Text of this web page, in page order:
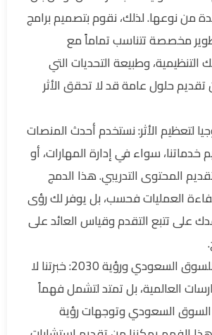
نوعها. لذلك، نقوم بتصميم برامج
مخصصة تتناسب تماماً مع
وطبيعة التحديات التي
تقديم حلول عامة قد لا تحقق الأثر
لتعظيم الأثر: نستخدم أحدث المنصات
خدماتنا، سواء في إدارة المهارات، أو
المحتوى التدريبي. هذا الدمج
العمليات فحسب، بل يوفر لك رؤى
على تتبع التقدم وقياس العائد على
فهم عميق للسوق السعودي ورؤية 2030: خبرتنا لا
العالمية، بل تمتد لتشمل فهماً
السوق السعودي وتوجهات رؤية